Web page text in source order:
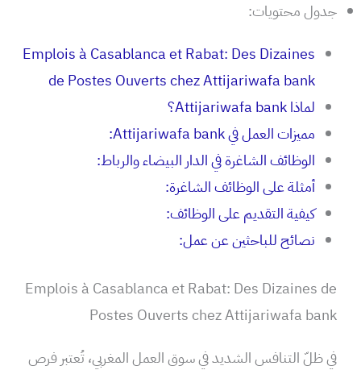
جدول محتويات:
Emplois à Casablanca et Rabat: Des Dizaines
de Postes Ouverts chez Attijariwafa bank
لماذا Attijariwafa bank؟
مميزات العمل في Attijariwafa bank:
الوظائف الشاغرة في الدار البيضاء والرباط:
أمثلة على الوظائف الشاغرة:
كيفية التقديم على الوظائف:
نصائح للباحثين عن عمل:
Emplois à Casablanca et Rabat: Des Dizaines de
Postes Ouverts chez Attijariwafa bank
في ظلّ التنافس الشديد في سوق العمل المغربي، تُعتبر فرص